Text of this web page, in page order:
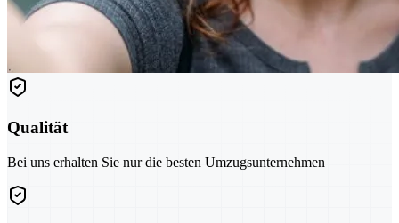
Qualität
Bei uns erhalten Sie nur die besten Umzugsunternehmen